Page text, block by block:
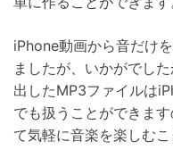
iPhone動画から音だけ
ましたが、いかがでした
出したMP3ファイルは
でも扱うことができま
て気軽に音楽を楽しむこ